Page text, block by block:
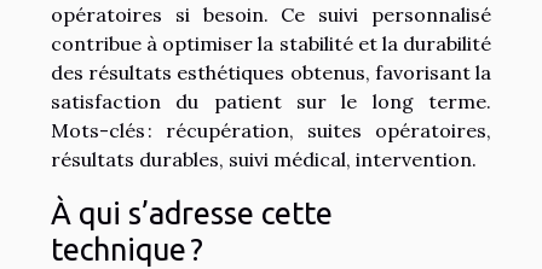
opératoires si besoin. Ce suivi personnalisé
contribue à optimiser la stabilité et la durabilité
des résultats esthétiques obtenus, favorisant la
satisfaction du patient sur le long terme.
Mots-clés : récupération, suites opératoires,
résultats durables, suivi médical, intervention.
À qui s’adresse cette
technique ?